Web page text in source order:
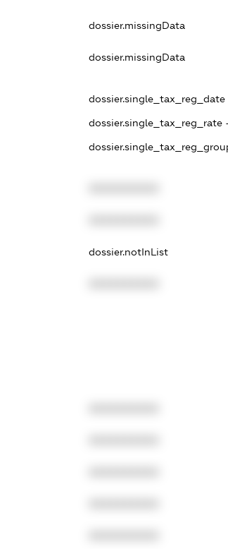
dossier.missingData
dossier.missingData
dossier.single_tax_reg_date -
dossier.single_tax_reg_rate
dossier.notInList